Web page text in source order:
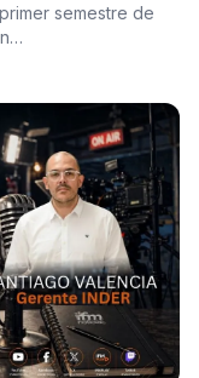
semestre de